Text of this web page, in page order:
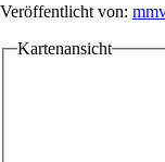
Veröffentlicht von:
Kartenansicht